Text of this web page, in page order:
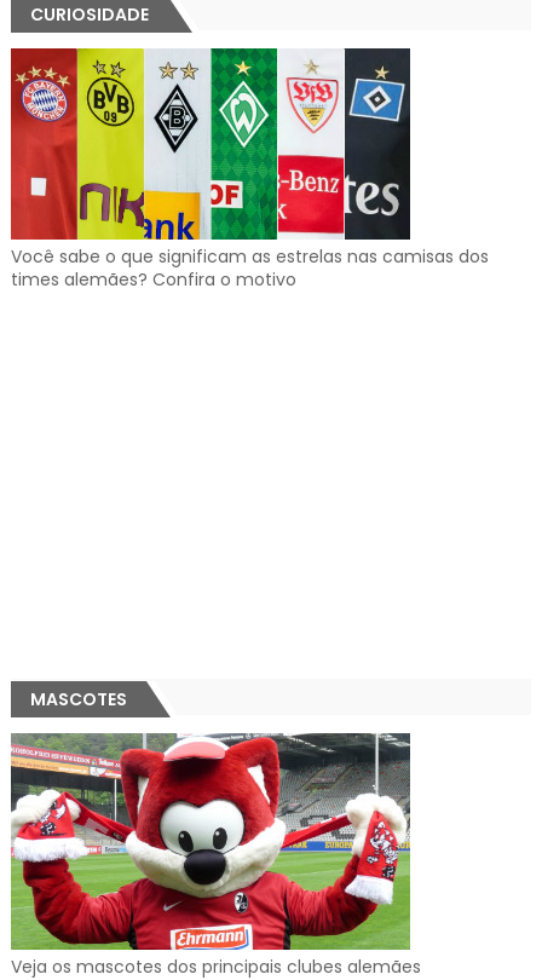
CURIOSIDADE
Você sabe o que significam as estrelas nas camisas dos
times alemães? Confira o motivo
MASCOTES
Veja os mascotes dos principais clubes alemães